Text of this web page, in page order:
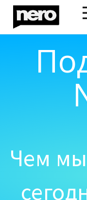
Чем